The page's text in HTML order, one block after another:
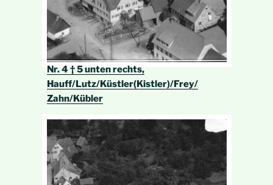
Nr. 4 † 5 unten rechts,
Hauff/Lutz/Küstler(Kistler)/Frey/
Zahn/Kübler